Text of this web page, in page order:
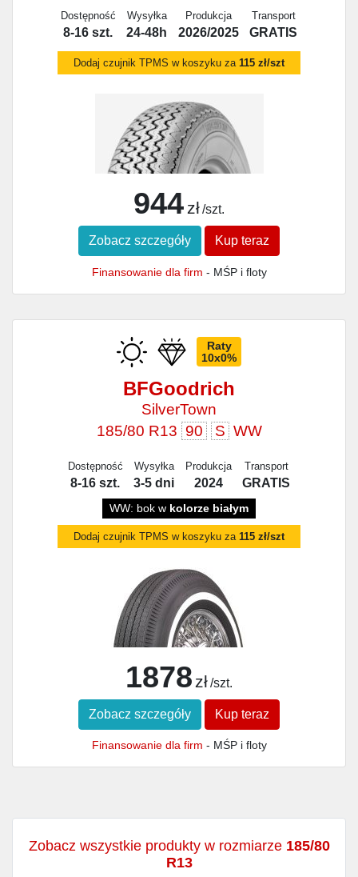
Dostępność
8-16 szt.
Wysyłka
24-48h
Produkcja
2026/2025
Transport
GRATIS
Dodaj czujnik TPMS w koszyku za 115 zł/szt
944 zł /szt.
Zobacz szczegóły Kup teraz
Finansowanie dla firm - MŚP i floty
Raty
10x0%
BFGoodrich
SilverTown
185/80 R13 90 S WW
Dostępność
8-16 szt.
Wysyłka
3-5 dni
Produkcja
2024
Transport
GRATIS
WW: bok w kolorze białym
Dodaj czujnik TPMS w koszyku za 115 zł/szt
1878 zł/szt.
Zobacz szczegóły Kup teraz
Finansowanie dla firm - MŚP i floty
Zobacz wszystkie produkty w rozmiarze 185/80
R13